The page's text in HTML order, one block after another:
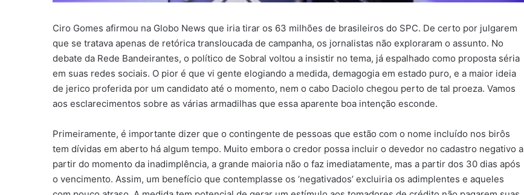
Ciro Gomes afirmou na Globo News que iria tirar os 63 milhões de brasileiros do SPC. De certo por julgarem
que se tratava apenas de retórica transloucada de campanha, os jornalistas não exploraram o assunto. No
debate da Rede Bandeirantes, o político de Sobral voltou a insistir no tema, já espalhado como proposta séria
em suas redes sociais. O pior é que vi gente elogiando a medida, demagogia em estado puro, e a maior ideia
de jerico proferida por um candidato até o momento, nem o cabo Daciolo chegou perto de tal proeza. Vamos
aos esclarecimentos sobre as várias armadilhas que essa aparente boa intenção esconde.
Primeiramente, é importante dizer que o contingente de pessoas que estão com o nome incluído nos birôs
tem dívidas em aberto há algum tempo. Muito embora o credor possa incluir o devedor no cadastro negativo a
partir do momento da inadimplência, a grande maioria não o faz imediatamente, mas a partir dos 30 dias após
o vencimento. Assim, um benefício que contemplasse os ‘negativados’ excluiria os adimplentes e aqueles